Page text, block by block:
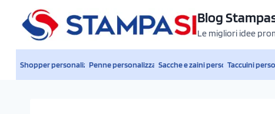
contenuto
Blog
Le migliori idee
Shopper personalizzatePenne personalizzateSacche e zaini personalizzati
Taccuini